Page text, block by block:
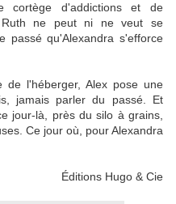
d'addictions et de
Ruth ne peut ni ne veut se
qu'Alexandra s'efforce
de l'héberger, Alex pose une
jamais parler du passé. Et
jour-là, près du silo à grains,
Ce jour où, pour Alexandra
Éditions Hugo & Cie